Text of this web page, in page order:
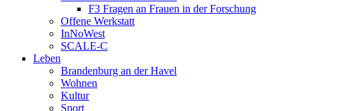
F3 Fragen an Frauen in der Forschung
Offene Werkstatt
InNoWest
SCALE-C
Leben
Brandenburg an der Havel
Wohnen
Kultur
Sport